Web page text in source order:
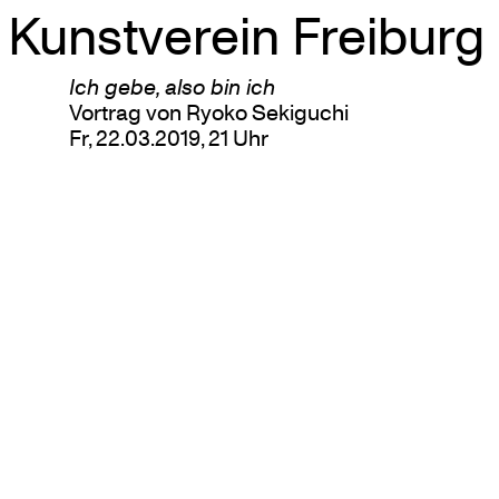
Kunstverein Freiburg
Skip
to
content
Ich gebe, also bin ich
Vortrag von Ryoko Sekiguchi
Fr, 22.03.2019, 21 Uhr